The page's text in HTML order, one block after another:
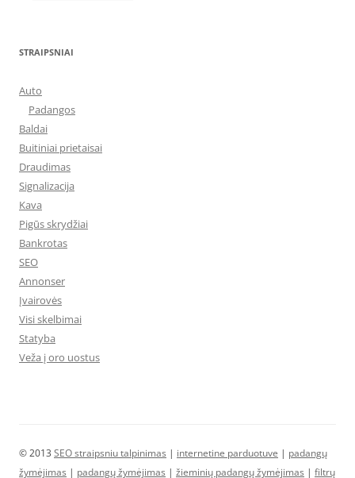
STRAIPSNIAI
Auto
Padangos
Baldai
Buitiniai prietaisai
Draudimas
Signalizacija
Kava
Pigūs skrydžiai
Bankrotas
SEO
Annonser
Įvairovės
Visi skelbimai
Statyba
Veža į oro uostus
© 2013 SEO straipsniu talpinimas | internetine parduotuve | padangų
žymėjimas | padangų žymėjimas | žieminių padangų žymėjimas | filtrų